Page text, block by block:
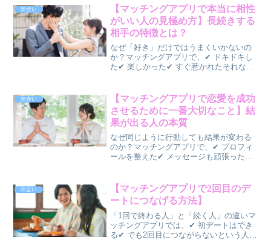
と言われ、不安になった経験はありませ
んか。現在ではマッチングア...
出会い
【マッチングアプリで本当に相性
がいい人の見極め方】長続きする
相手の特徴とは？
なぜ「好き」だけではうまくいかないの
か？マッチングアプリで、✔ ドキドキし
た✔ 楽しかった✔ すぐ惹かれたそれなの
ませんか？実は、👉 恋愛感情と“相性”は
別です一...
出会い
【マッチングアプリで恋愛を成功
させるために一番大切なこと】結
果が出る人の本質
なぜ同じように行動しても結果が変わる
のか？マッチングアプリで、✔ プロフィ
ールを整えた✔ メッセージも頑張った✔
この違いは、👉 テクニックではありませ
ん👉 「本質...
出会い
【マッチングアプリで2回目のデ
ートにつなげる方法】
「1回で終わる人」と「続く人」の違いマ
ッチングアプリでは、✔ 初デートはでき
る✔ でも2回目につながらないという人も